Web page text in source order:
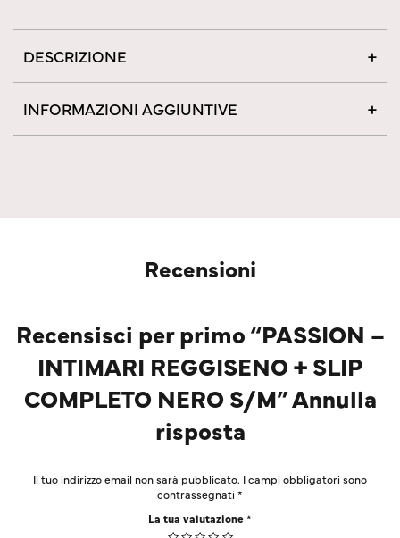
DESCRIZIONE
INFORMAZIONI AGGIUNTIVE
Recensioni
Recensisci per primo “PASSION –
INTIMARI REGGISENO + SLIP
COMPLETO NERO S/M” Annulla
risposta
Il tuo indirizzo email non sarà pubblicato. I campi obbligatori sono
contrassegnati*
La tua valutazione*